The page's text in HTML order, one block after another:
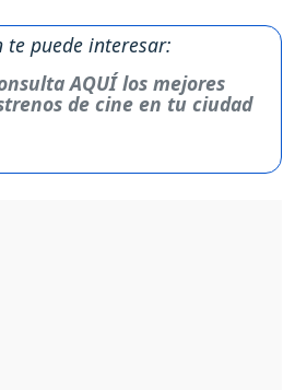
te puede interesar:
AQUÍ los mejores
de cine en tu ciudad